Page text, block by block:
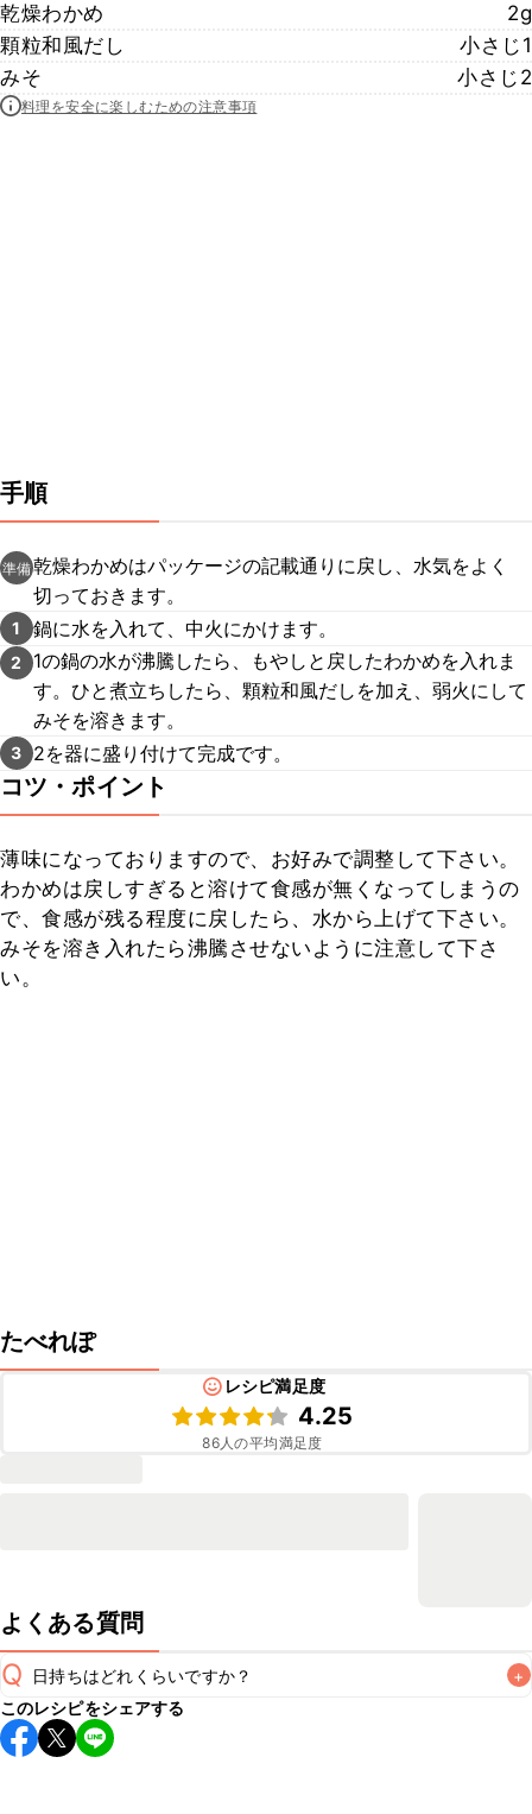
乾燥わかめ
2g
顆粒和風だし
小さじ1
みそ
小さじ2
料理を安全に楽しむための注意事項
手順
準備乾燥わかめはパッケージの記載通りに戻し、水気をよく
切っておきます。
1 鍋に水を入れて、中火にかけます。
2
1の鍋の水が沸騰したら、もやしと戻したわかめを入れま
す。ひと煮立ちしたら、顆粒和風だしを加え、弱火にして
みそを溶きます。
3 2を器に盛り付けて完成です。
コツ・ポイント
薄味になっておりますので、お好みで調整して下さい。
わかめは戻しすぎると溶けて食感が無くなってしまうの
で、食感が残る程度に戻したら、水から上げて下さい。
みそを溶き入れたら沸騰させないように注意して下さ
い。
たべれぽ
レシピ満足度
4.25
86人の平均満足度
よくある質問
Q 日持ちはどれくらいですか？ +
保存期間は冷蔵で翌日中が目安です。なるべくお早めにお召
し上がりください。
このレシピをシェアする